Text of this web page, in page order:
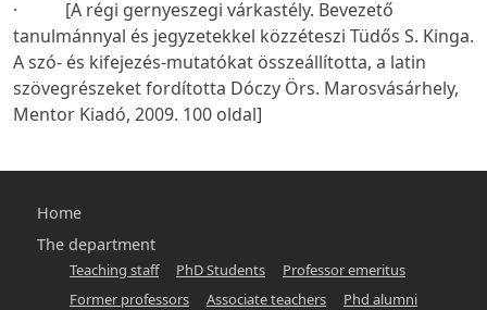
· [A régi gernyeszegi várkastély. Bevezető
tanulmánnyal és jegyzetekkel közzéteszi Tüdős S. Kinga.
A szó- és kifejezés-mutatókat összeállította, a latin
szövegrészeket fordította Dóczy Örs. Marosvásárhely,
Mentor Kiadó, 2009. 100 oldal]
Főmenü
-
hunlit
Home
The department
Teaching staff PhD Students
Professor emeritus
Former professors
Associate teachers Phd alumni